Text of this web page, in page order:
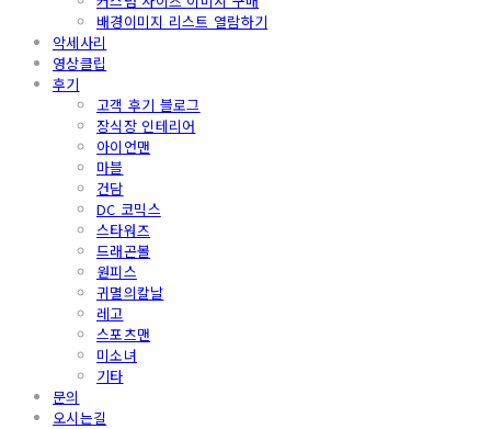
배경이미지 리스트 열람하기
악세사리
영상클립
후기
고객 후기 블로그
장식장 인테리어
아이언맨
마블
건담
DC 코믹스
스타워즈
드래곤볼
원피스
귀멸의칼날
레고
스포츠맨
미소녀
기타
문의
오시는길